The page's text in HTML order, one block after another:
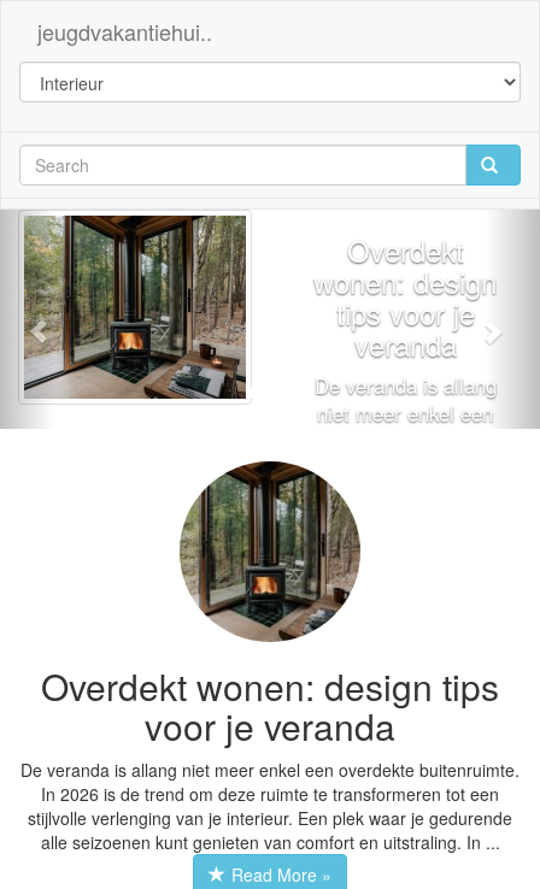
jeugdvakantiehui..
Overdekt
wonen: design
tips voor je
veranda
De veranda is allang
niet meer enkel een
2026 is de trend om
deze ruimte te
transformeren tot
een stijlvolle
verlenging van je
alle seizoenen kunt
genieten van comfort
en uitstraling. In dit
artikel vind je design
tips voor je veranda
die jouw overdekte
wonen tot...Read
Overdekt wonen: design tips
voor je veranda
De veranda is allang niet meer enkel een overdekte buitenruimte.
In 2026 is de trend om deze ruimte te transformeren tot een
stijlvolle verlenging van je interieur. Een plek waar je gedurende
alle seizoenen kunt genieten van comfort en uitstraling. In ...
Read More »